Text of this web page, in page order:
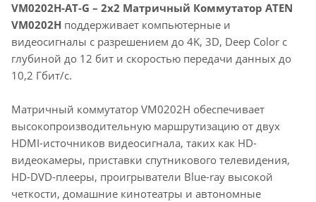
VM0202H-AT-G – 2x2 Матричный Коммутатор ATEN
VM0202H поддерживает компьютерные и
видеосигналы с разрешением до 4K, 3D, Deep Color с
глубиной до 12 бит и скоростью передачи данных до
10,2 Гбит/с.
Матричный коммутатор VM0202H обеспечивает
высокопроизводительную маршрутизацию от двух
HDMI-источников видеосигнала, таких как HD-
видеокамеры, приставки спутникового телевидения,
HD-DVD-плееры, проигрыватели Blue-ray высокой
четкости, домашние кинотеатры и автономные